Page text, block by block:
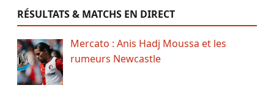
RÉSULTATS & MATCHS EN DIRECT
Mercato : Anis Hadj Moussa et les
rumeurs Newcastle